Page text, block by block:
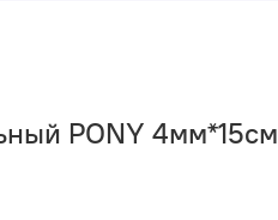
PONY 4мм*15см